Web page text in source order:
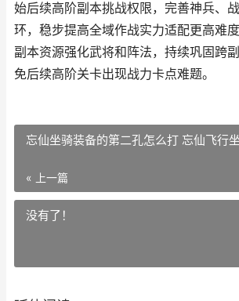
始后续高阶副本挑战权限，完善神兵、
环，稳步提高全域作战实力适配更高难
副本资源强化武将和阵法，持续巩固跨
免后续高阶关卡出现战力卡点难题。
忘仙坐骑装备的第二孔怎么打 忘仙飞行
« 上一篇
没有了！